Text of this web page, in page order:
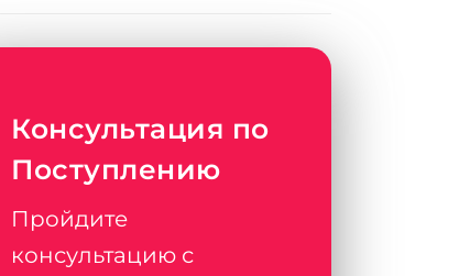
Консультация по
Поступлению
Пройдите
консультацию с